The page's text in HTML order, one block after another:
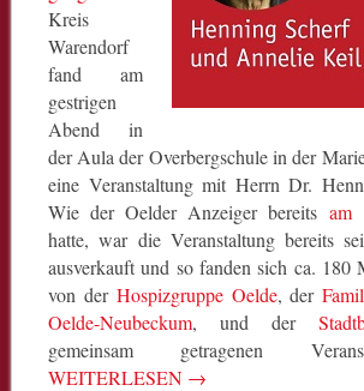
Kreis
Warendorf
fand am
gestrigen
Abend in
der Aula der Overbergschule in der
eine Veranstaltung mit Herrn Dr.
Wie der Oelder Anzeiger bereitsam
hatte, war die Veranstaltung bereits
ausverkauft und so fanden sich ca. 180
von derHospizgruppe Oelde, der
Oelde-Neubeckum, und der
gemeinsam getragenen
WEITERLESEN →